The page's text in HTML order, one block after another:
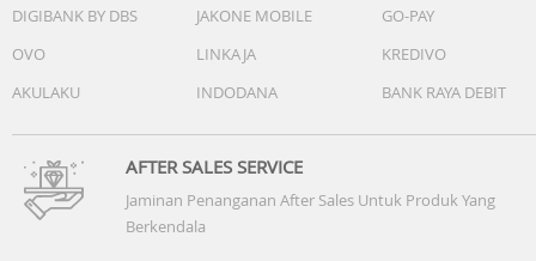
DIGIBANK BY DBS
JAKONE MOBILE
GO-PAY
OVO
LINKAJA
KREDIVO
AKULAKU
INDODANA BANK RAYA DEBIT
AFTER SALES SERVICE
Jaminan Penanganan After Sales Untuk Produk Yang
Berkendala